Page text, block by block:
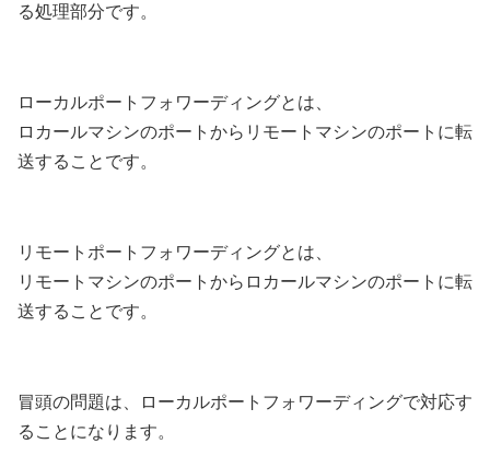
る処理部分です。
ローカルポートフォワーディングとは、
ロカールマシンのポートからリモートマシンのポートに転
送することです。
リモートポートフォワーディングとは、
リモートマシンのポートからロカールマシンのポートに転
送することです。
冒頭の問題は、ローカルポートフォワーディングで対応す
ることになります。